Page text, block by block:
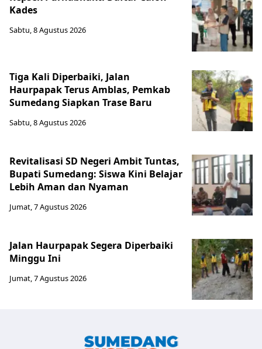
Kades
Sabtu, 8 Agustus 2026
Tiga Kali Diperbaiki, Jalan
Haurpapak Terus Amblas, Pemkab
Sumedang Siapkan Trase Baru
Sabtu, 8 Agustus 2026
Revitalisasi SD Negeri Ambit Tuntas,
Bupati Sumedang: Siswa Kini Belajar
Lebih Aman dan Nyaman
Jumat, 7 Agustus 2026
Jalan Haurpapak Segera Diperbaiki
Minggu Ini
Jumat, 7 Agustus 2026